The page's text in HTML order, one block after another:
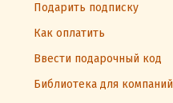
Подарить подписку
Как оплатить
Ввести подарочный код
Библиотека для компаний